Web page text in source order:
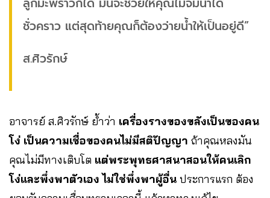
ชั่วคราว แต่สุดท้ายคุณก็ต้องว่ายน้ำให้เป็นอยู่ดี”
ส.ศิวรักษ์
อาจารย์ ส.ศิวรักษ์ ย้ำว่า เครื่องรางของขลังเป็นของคน
โง่ เป็นความเชื่อของคนไม่มีสติปัญญา ถ้าคุณหลงมัน
คุณไม่มีทางเติบโต แต่พระพุทธศาสนาสอนให้คนเลิก
โง่และพึ่งพาตัวเอง ไม่ใช่พึ่งพาผู้อื่น ประการแรก ต้อง